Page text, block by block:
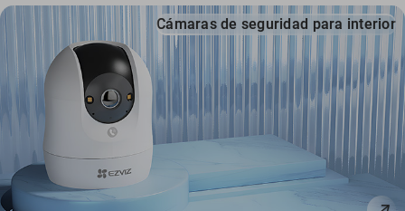
Cámaras de seguridad para interior